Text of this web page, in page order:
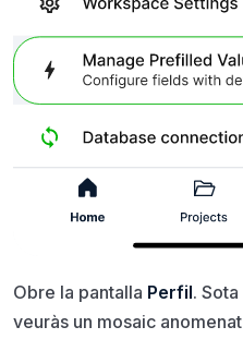
Obre la pantalla Perfil.
veuràs un mosaic anomenat